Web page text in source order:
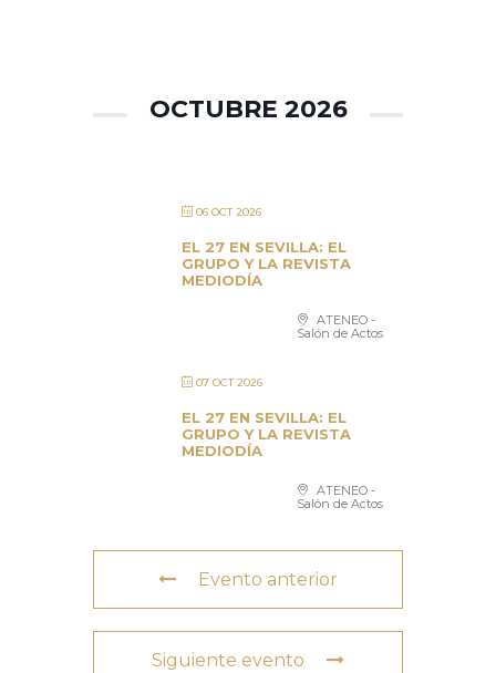
OCTUBRE 2026
06 OCT 2026
EL 27 EN SEVILLA: EL
GRUPO Y LA REVISTA
MEDIODÍA
ATENEO -
Salón de Actos
07 OCT 2026
EL 27 EN SEVILLA: EL
GRUPO Y LA REVISTA
MEDIODÍA
ATENEO -
Salón de Actos
Evento anterior
Siguiente evento